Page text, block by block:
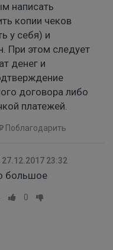
написать
копии чеков
у себя) и
При этом следует
денег и
договора либо
платежей.
Поблагодарить
27.12.2017 23:32
большое
0